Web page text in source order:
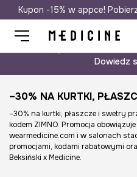
Darmowa
Kupon -15% w appce!
Dowiedz
–30% NA KURTKI,
–30% na kurtki, płaszcze i swetry
kodem ZIMNO. Promocja
wearmedicine.com i w salonach
promocjami, kodami rabatowymi
Beksiński x Medicine.